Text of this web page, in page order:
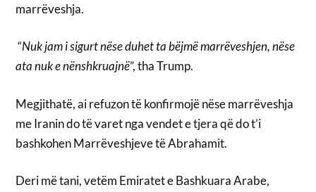
marrëveshja.
“Nuk jam i sigurt nëse duhet ta bëjmë marrëveshjen, nëse
ata nuk e nënshkruajnë”, tha Trump.
Megjithatë, ai refuzon të konfirmojë nëse marrëveshja
me Iranin do të varet nga vendet e tjera që do t’i
bashkohen Marrëveshjeve të Abrahamit.
Deri më tani, vetëm Emiratet e Bashkuara Arabe,